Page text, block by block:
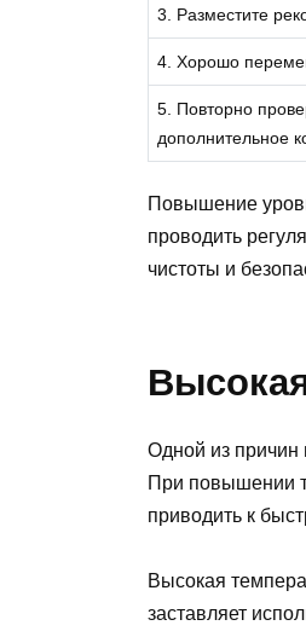
3. Разместите
4. Хорошо
5. Повторно
дополнительное
Повышение
проводить
чистоты и
Одной из причин
При повышении
приводить к
Высокая
заставляет